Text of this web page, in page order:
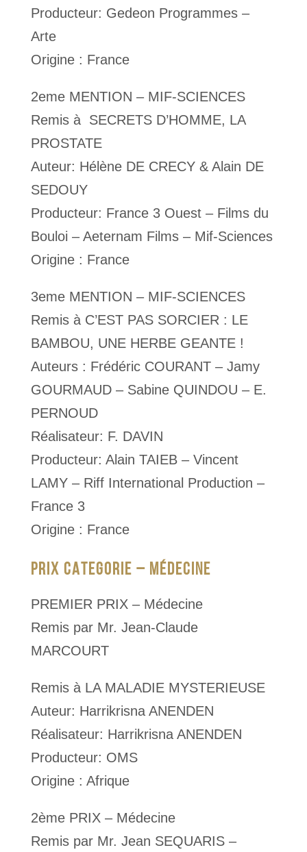
Producteur: Gedeon Programmes –
Arte
Origine : France
2eme MENTION – MIF-SCIENCES
Remis à SECRETS D’HOMME, LA
PROSTATE
Auteur: Hélène DE CRECY & Alain DE
SEDOUY
Producteur: France 3 Ouest – Films du
Bouloi – Aeternam Films – Mif-Sciences
Origine : France
3eme MENTION – MIF-SCIENCES
Remis à C’EST PAS SORCIER : LE
BAMBOU, UNE HERBE GEANTE !
Auteurs : Frédéric COURANT – Jamy
GOURMAUD – Sabine QUINDOU – E.
PERNOUD
Réalisateur: F. DAVIN
Producteur: Alain TAIEB – Vincent
LAMY – Riff International Production –
France 3
Origine : France
PRIX CATEGORIE – MÉDECINE
PREMIER PRIX – Médecine
Remis par Mr. Jean-Claude
MARCOURT
Remis à LA MALADIE MYSTERIEUSE
Auteur: Harrikrisna ANENDEN
Réalisateur: Harrikrisna ANENDEN
Producteur: OMS
Origine : Afrique
2ème PRIX – Médecine
Remis par Mr. Jean SEQUARIS –